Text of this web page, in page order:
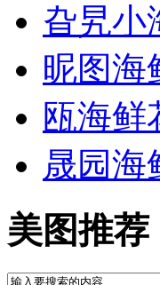
旮旯小
昵图海
瓯海鲜
晟园海
美图推荐